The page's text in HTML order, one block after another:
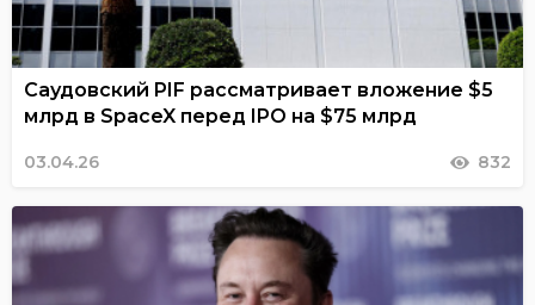
Саудовский PIF рассматривает вложение $5
млрд в SpaceX перед IPO на $75 млрд
03.04.26 832